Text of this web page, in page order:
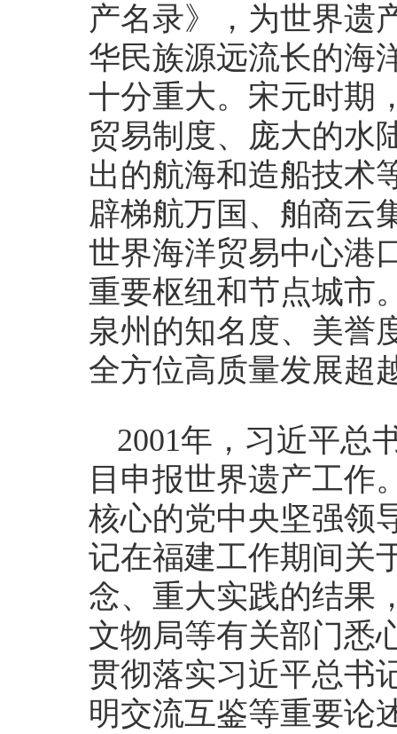
产名录》，为世界遗
华民族源远流长的海
十分重大。宋元时期
贸易制度、庞大的水
出的航海和造船技术
辟梯航万国、舶商云
世界海洋贸易中心港
重要枢纽和节点城市
泉州的知名度、美誉
全方位高质量发展超
2001年，习近平总
目申报世界遗产工作
核心的党中央坚强领
记在福建工作期间关
念、重大实践的结果
文物局等有关部门悉
贯彻落实习近平总书
明交流互鉴等重要论